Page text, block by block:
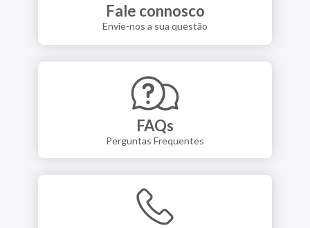
Fale connosco
Envie-nos a sua questão
FAQs
Perguntas Frequentes